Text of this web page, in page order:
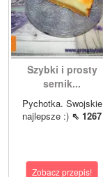
Szybki i prosty
sernik...
Pychotka. Swojskie
najlepsze :) ⇖ 1267
Zobacz przepis!